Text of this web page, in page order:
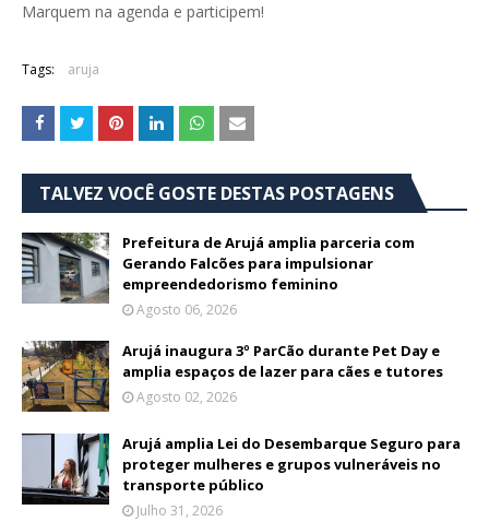
Marquem na agenda e participem!
Tags: aruja
TALVEZ VOCÊ GOSTE DESTAS POSTAGENS
Prefeitura de Arujá amplia parceria com
Gerando Falcões para impulsionar
empreendedorismo feminino
Agosto 06, 2026
Arujá inaugura 3º ParCão durante Pet Day e
amplia espaços de lazer para cães e tutores
Agosto 02, 2026
Arujá amplia Lei do Desembarque Seguro para
proteger mulheres e grupos vulneráveis no
transporte público
Julho 31, 2026